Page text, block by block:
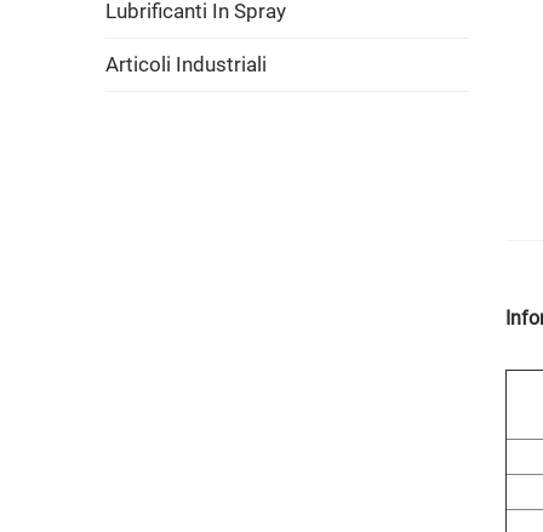
Lubrificanti In Spray
Articoli Industriali